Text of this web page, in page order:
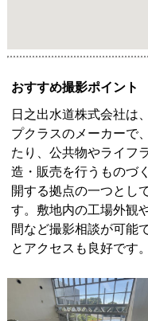
おすすめ撮影ポイント
日之出水道株式会社は
プクラスのメーカーで
たり、公共物やライフ
造・販売を行うものづ
開する拠点の一つとし
す。敷地内の工場外観
間など撮影相談が可能
とアクセスも良好です。